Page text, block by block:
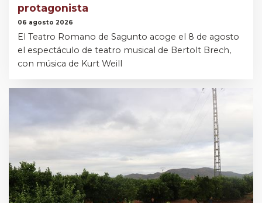
protagonista
06 agosto 2026
El Teatro Romano de Sagunto acoge el 8 de agosto
el espectáculo de teatro musical de Bertolt Brech,
con música de Kurt Weill